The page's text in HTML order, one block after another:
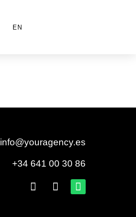
EN
info@youragency.es
+34 641 00 30 86